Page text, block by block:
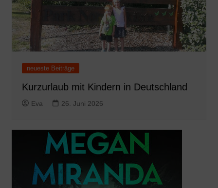
neueste Beiträge
Kurzurlaub mit Kindern in Deutschland
Eva 26. Juni 2026